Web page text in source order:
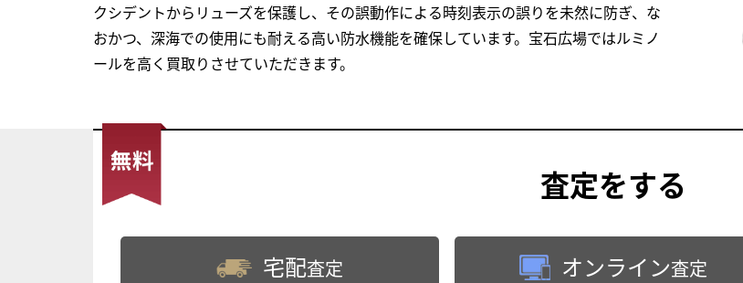
クシデントからリューズを保護し、その誤動作による時刻表示の誤りを未然に防ぎ、な
おかつ、深海での使用にも耐える高い防水機能を確保しています。宝石広場ではルミノ
ールを高く買取りさせていただきます。
査定をする
宅配査定 オンライン査定